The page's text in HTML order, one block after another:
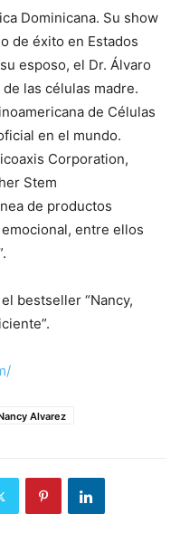
Dominicana. Su show
de éxito en Estados
esposo, el Dr. Álvaro
las células madre.
de Células
en el mundo.
Corporation,
Stem
de productos
entre ellos
bestseller “Nancy,
Alvarez